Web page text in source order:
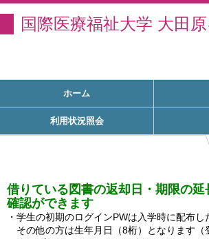
国際医療福祉大学 大田
ホーム
利用状況照会
借りている図書の返却日・期限の
確認ができます
・学生の初期のログインPWは入学時に配布し
その他の方は生年月日（8桁）となります（